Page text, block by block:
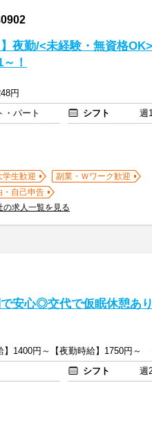
】夜勤/<未経験・無資格
！
円
・パート シフト
週
学生歓迎
副業・Ｗワーク歓迎
・自己申告
の求人一覧を見る
で安心◎交代で仮眠休憩あ
】1400円～【夜勤時給】1750円～
シフト
週